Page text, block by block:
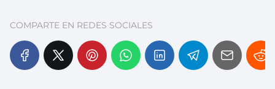
COMPARTE EN REDES SOCIALES